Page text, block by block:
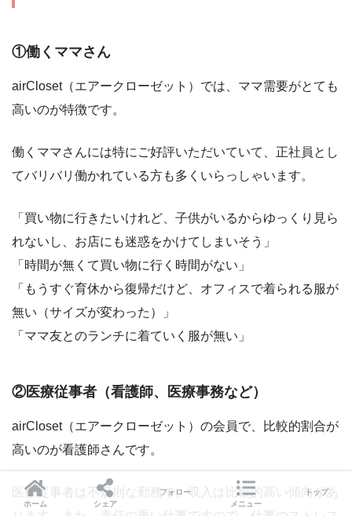
①働くママさん
airCloset（エアークローゼット）では、ママ需要がとても
高いのが特徴です。
働くママさんには特にご好評いただいていて、正社員とし
てバリバリ働かれている方も多くいらっしゃいます。
「買い物に行きたいけれど、子供がいるからゆっくり見ら
れないし、お店にも迷惑をかけてしまいそう」
「時間が無くて買い物に行く時間がない」
「もうすぐ育休から復帰だけど、オフィスで着られる服が
無い（サイズが変わった）」
「ママ友とのランチに着ていく服が無い」
②医療従事者（看護師、医療事務など）
airCloset（エアークローゼット）の会員で、比較的割合が
高いのが看護師さんです。
医療従事者は不規則な勤務で、収入は比較的高い傾向があ
ホーム シェア
フォロー
メニュー
トップ